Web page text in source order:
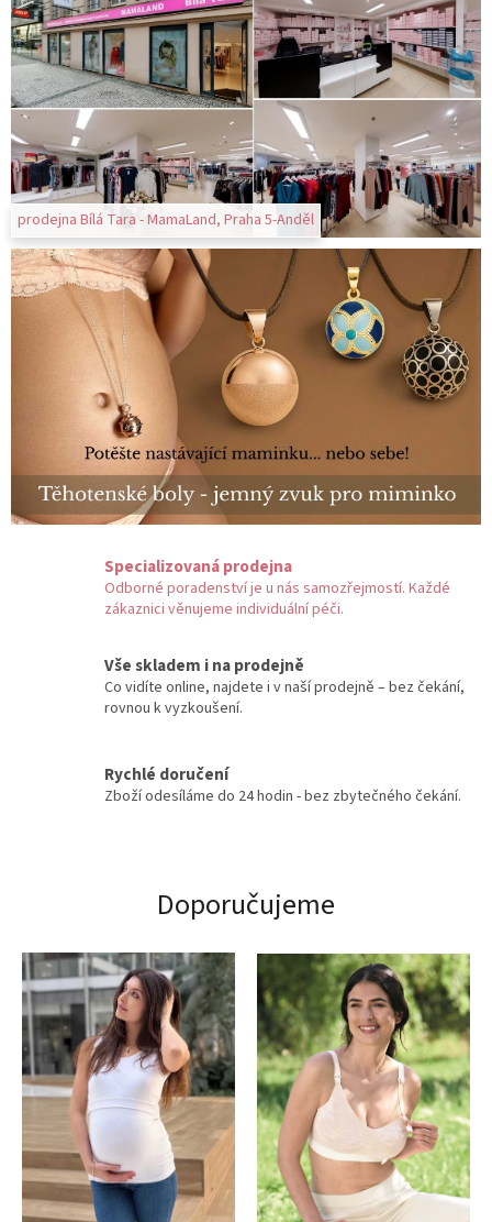
prodejna Bílá Tara - MamaLand, Praha 5-Anděl
Specializovaná prodejna
Odborné poradenství je u nás samozřejmostí. Každé
zákaznici věnujeme individuální péči.
Vše skladem i na prodejně
Co vidíte online, najdete i v naší prodejně – bez čekání,
rovnou k vyzkoušení.
Rychlé doručení
Zboží odesíláme do 24 hodin - bez zbytečného čekání.
Doporučujeme